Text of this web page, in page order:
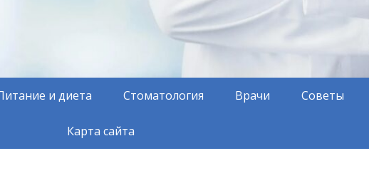
и диета Стоматология Врачи Советы
Карта сайта